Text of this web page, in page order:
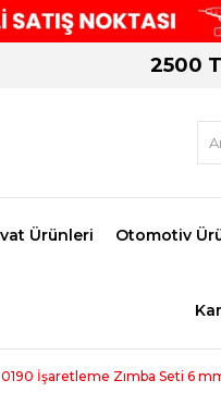
2500
Ürünleri Otomotiv
İşaretleme Zımba Seti 6